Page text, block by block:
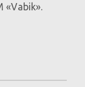
«Vаbik».